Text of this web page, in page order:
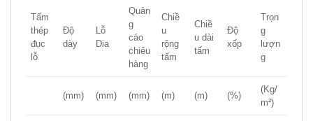
Tấm
thép
đục
lỗ
Độ
dày
Lỗ
Dia
Quản
g
cáo
chiêu
hàng
Chiề
u
rộng
tấm
Chiề
u dài
tấm
Độ
xốp
Trọn
g
lượn
g
(mm) (mm) (mm) (m) (m) (%)
(Kg/
m²)